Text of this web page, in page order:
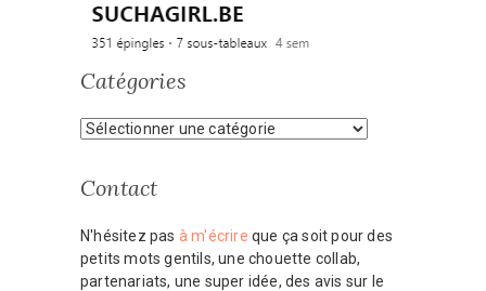
Catégories
Catégories
Contact
N'hésitez pas à m'écrire que ça soit pour des
petits mots gentils, une chouette collab,
partenariats, une super idée, des avis sur le